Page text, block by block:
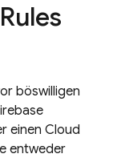
böswilligen
einen Cloud
entweder